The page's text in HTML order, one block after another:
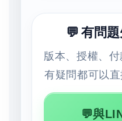
💬 有問
版本、授權、付
有疑問都可以
💬與